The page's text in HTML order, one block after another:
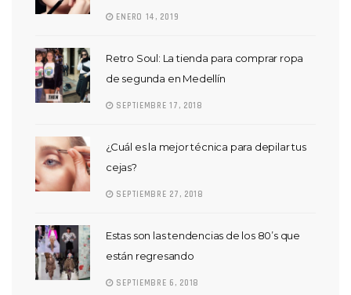
ENERO 14, 2019
Retro Soul: La tienda para comprar ropa
de segunda en Medellín
SEPTIEMBRE 17, 2018
¿Cuál es la mejor técnica para depilar tus
cejas?
SEPTIEMBRE 27, 2018
Estas son las tendencias de los 80’s que
están regresando
SEPTIEMBRE 6, 2018